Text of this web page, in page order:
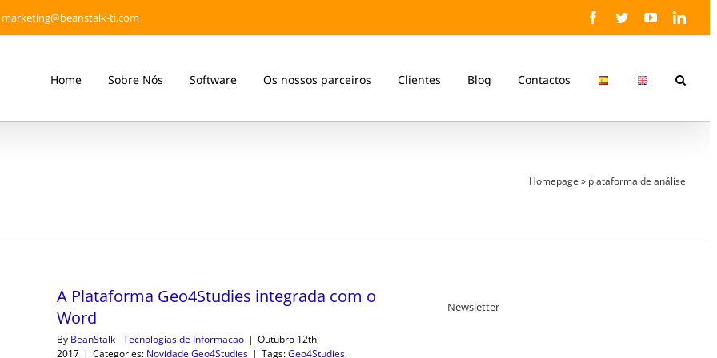
marketing@beanstalk-ti.com Facebook
TwitterYouTube
Home Sobre Nós Software Os nossos parceiros Clientes Blog Contactos
Homepage » plataforma de análise
A Plataforma Geo4Studies integrada com o
Word
By BeanStalk - Tecnologias de Informacao | Outubro 12th,
2017 | Categories: Novidade Geo4Studies | Tags:Geo4Studies,
Newsletter